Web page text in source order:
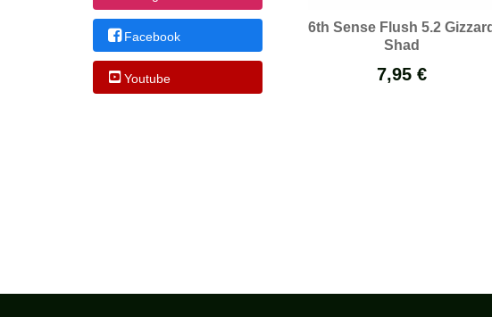
Facebook
Youtube
6th Sense Flush 5.2 Gizzard
Shad
7,95 €